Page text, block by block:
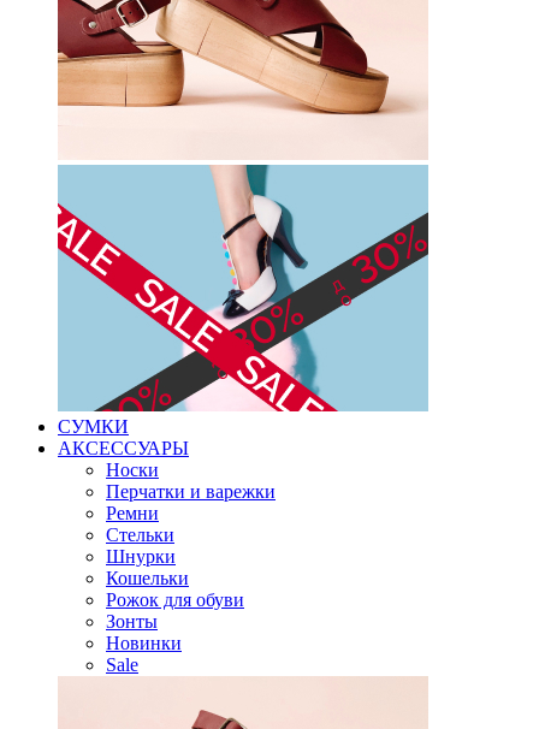
СУМКИ
АКСЕССУАРЫ
Носки
Перчатки и варежки
Ремни
Стельки
Шнурки
Кошельки
Рожок для обуви
Зонты
Новинки
Sale